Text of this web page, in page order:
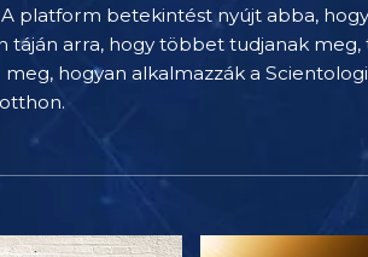
platform betekintést nyújt abba,
táján arra, hogy többet tudjanak
hogyan alkalmazzák a